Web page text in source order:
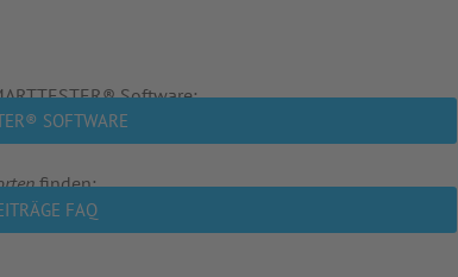
Software:
SOFTWARE
finden:
FAQ